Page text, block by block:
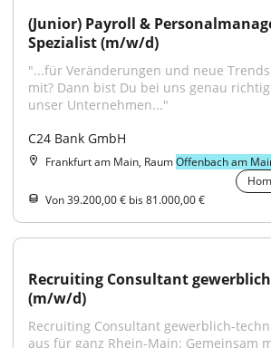
(Junior) Payroll &
Spezialist (m/w/d)
"...für Veränderungen und neue
mit? Dann bist Du bei uns genau
unser Unternehmen..."
C24 Bank GmbH
Frankfurt am Main, RaumOffenbach am
Von 39.200,00 € bis 81.000,00 €
Recruiting Consultant
(m/w/d)
Recruiting Consultant gewerblich-
aus für ganz Rhein-Main: Gemeinsam